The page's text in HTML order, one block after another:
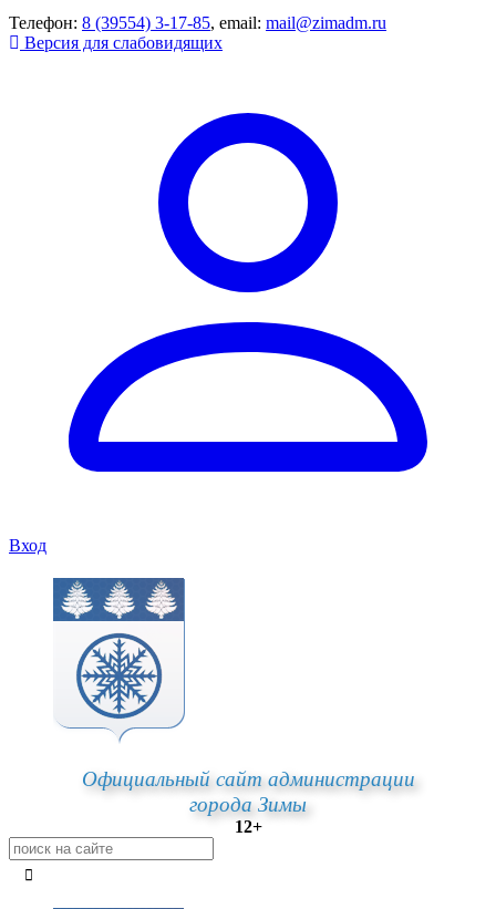
Телефон: 8 (39554) 3-17-85, email: mail@zimadm.ru
Версия для слабовидящих
Вход
Официальный сайт администрации
города Зимы
12+